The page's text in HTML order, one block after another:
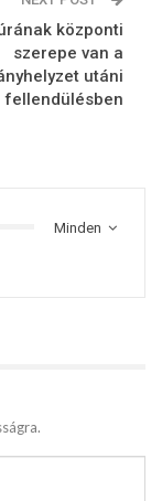
központi
szerepe van a
utáni
fellendülésben
Minden